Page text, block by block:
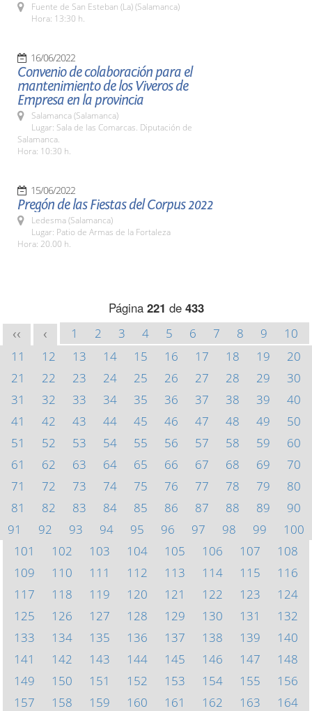
Fuente de San Esteban (La) (Salamanca)
Hora: 13:30 h.
16/06/2022
Convenio de colaboración para el
mantenimiento de los Viveros de
Empresa en la provincia
Salamanca (Salamanca)
Lugar: Sala de las Comarcas. Diputación de
Salamanca.
Hora: 10:30 h.
15/06/2022
Pregón de las Fiestas del Corpus 2022
Ledesma (Salamanca)
Lugar: Patio de Armas de la Fortaleza
Hora: 20.00 h.
Página 221 de 433
<< < 1 2 3 4 5 6 7 8 9
10
11
12 13 14 15 16 17 18 19
20
21
22 23 24 25 26 27 28 29
30
31
32 33 34 35 36 37 38 39
40
41
42 43 44 45 46 47 48 49
50
51
52 53 54 55 56 57 58 59
60
61
62 63 64 65 66 67 68 69
70
71
72 73 74 75 76 77 78 79
80
81
82 83 84 85 86 87 88 89
90
91
92 93 94 95 96 97 98 99
100
101
102 103 104 105 106 107
108
109
110 111 112 113 114 115
116
117
118 119 120 121 122 123
124
125
126 127 128 129 130 131
132
133
134 135 136 137 138 139
140
141
142 143 144 145 146 147
148
149
150 151 152 153 154 155
156
157
158 159 160 161 162 163
164